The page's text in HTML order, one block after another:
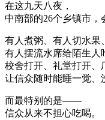
在这九天八夜，
中南部的26个乡镇市，
有人煮粥、有人切水果、
有人摆流水席给陌生人
校舍打开、礼堂打开、
让信众随时能睡一觉、
而最特别的是——
信众从来不担心吃喝。